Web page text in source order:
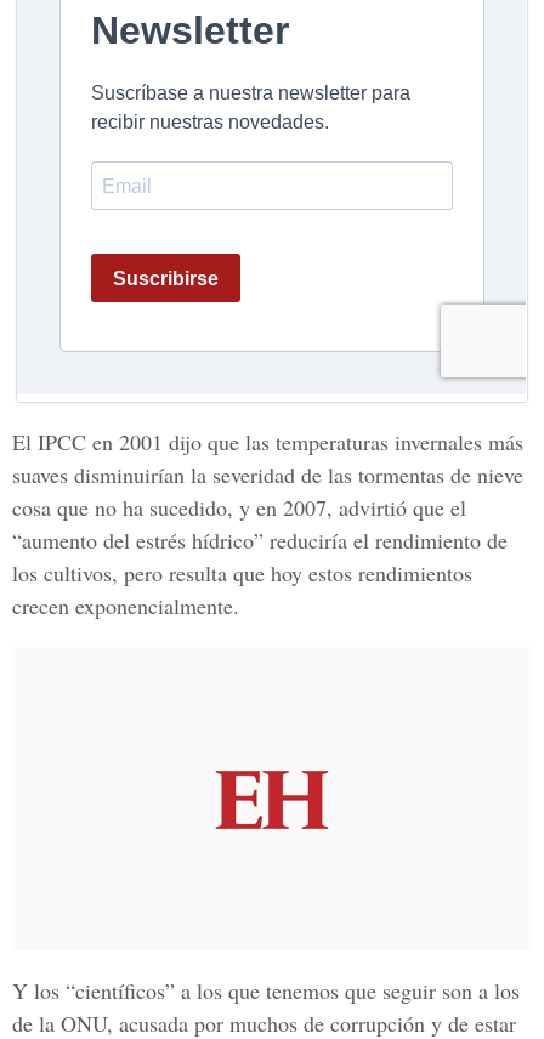
El IPCC en 2001 dijo que las temperaturas invernales más
suaves disminuirían la severidad de las tormentas de nieve
cosa que no ha sucedido, y en 2007, advirtió que el
“aumento del estrés hídrico” reduciría el rendimiento de
los cultivos, pero resulta que hoy estos rendimientos
crecen exponencialmente.
Y los “científicos” a los que tenemos que seguir son a los
de la ONU, acusada por muchos de corrupción y de estar